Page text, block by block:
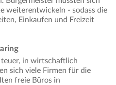
weiterentwickeln - sodass die
Einkaufen und Freizeit
in wirtschaftlich
sich viele Firmen für die
freie Büros in